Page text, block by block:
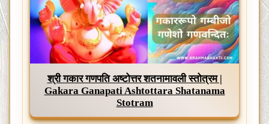
श्री गकार गणपति अष्टोत्तर शतनामावली स्तोत्रम |
Gakara Ganapati Ashtottara Shatanama
Stotram